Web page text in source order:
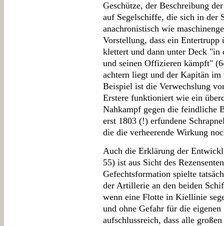
Geschütze, der Beschreibung
auf Segelschiffe, die sich in der
anachronistisch wie
Vorstellung, dass ein
klettert und dann unter Deck
und seinen Offizieren kämpft"
achtern liegt und der Kapitän
Beispiel ist die Verwechslung
Erstere funktioniert wie ein
Nahkampf gegen die feindliche
erst 1803 (!) erfundene
die die verheerende Wirkung
Auch die Erklärung der
55) ist aus Sicht des
Gefechtsformation spielte
der Artillerie an den beiden
wenn eine Flotte in Kiellinie
und ohne Gefahr für die
aufschlussreich, dass alle